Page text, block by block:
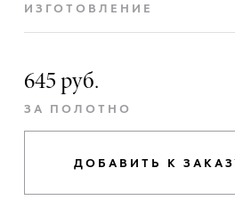
ИЗГОТОВЛЕНИЕ
645 руб.
ЗА ПОЛОТНО
ДОБАВИТЬ К